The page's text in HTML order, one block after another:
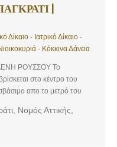
|
Δίκαιο - Ιατρικό Δίκαιο -
- Κόκκινα Δάνεια
ΡΟΥΣΣΟΥ Το
στο κέντρο του
απο το μετρό του
του επιτυχίες εξειδικεύεται
την προστασία των
Νομός Αττικής,